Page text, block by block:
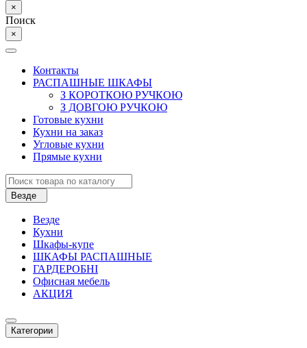
×
Поиск
×
Контакты
РАСПАШНЫЕ ШКАФЫ
З КОРОТКОЮ РУЧКОЮ
З ДОВГОЮ РУЧКОЮ
Готовые кухни
Кухни на заказ
Угловые кухни
Прямые кухни
Везде
Везде
Кухни
Шкафы-купе
ШКАФЫ РАСПАШНЫЕ
ГАРДЕРОБНІ
Офисная мебель
АКЦИЯ
Категории